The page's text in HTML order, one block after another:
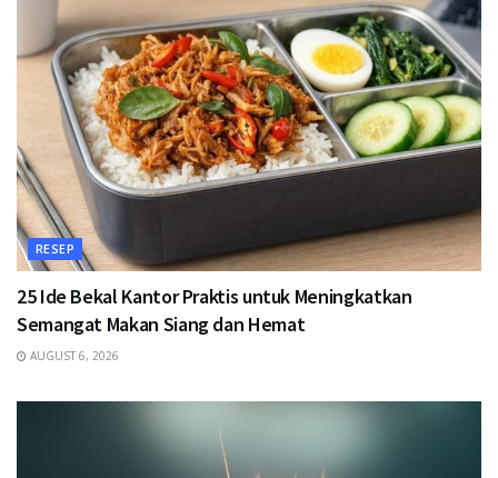
RESEP
25 Ide Bekal Kantor Praktis untuk Meningkatkan
Semangat Makan Siang dan Hemat
AUGUST 6, 2026